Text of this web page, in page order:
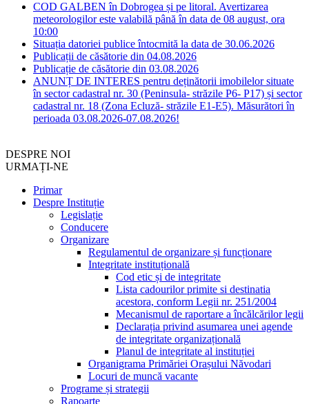
COD GALBEN în Dobrogea și pe litoral. Avertizarea
meteorologilor este valabilă până în data de 08 august, ora
10:00
Situația datoriei publice întocmită la data de 30.06.2026
Publicații de căsătorie din 04.08.2026
Publicație de căsătorie din 03.08.2026
ANUNȚ DE INTERES pentru deținătorii imobilelor situate
în sector cadastral nr. 30 (Peninsula- străzile P6- P17) și sector
cadastral nr. 18 (Zona Ecluză- străzile E1-E5). Măsurători în
perioada 03.08.2026-07.08.2026!
DESPRE NOI
URMAȚI-NE
Primar
Despre Instituție
Legislație
Conducere
Organizare
Regulamentul de organizare și funcționare
Integritate instituțională
Cod etic și de integritate
Lista cadourilor primite si destinatia
acestora, conform Legii nr. 251/2004
Mecanismul de raportare a încălcărilor legii
Declarația privind asumarea unei agende
de integritate organizațională
Planul de integritate al instituției
Organigrama Primăriei Orașului Năvodari
Locuri de muncă vacante
Programe și strategii
Rapoarte